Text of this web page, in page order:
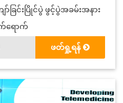
ာ်ခြင်းပြိုင်ပွဲ ဖွင့်ပွဲအခမ်းအနား
ရောက်
ဖတ်ရှု့ရန်